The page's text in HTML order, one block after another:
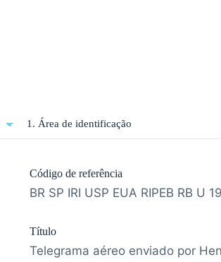
1. Área de identificação
Código de referência
BR SP IRI USP EUA RIPEB RB U
Título
Telegrama aéreo enviado por